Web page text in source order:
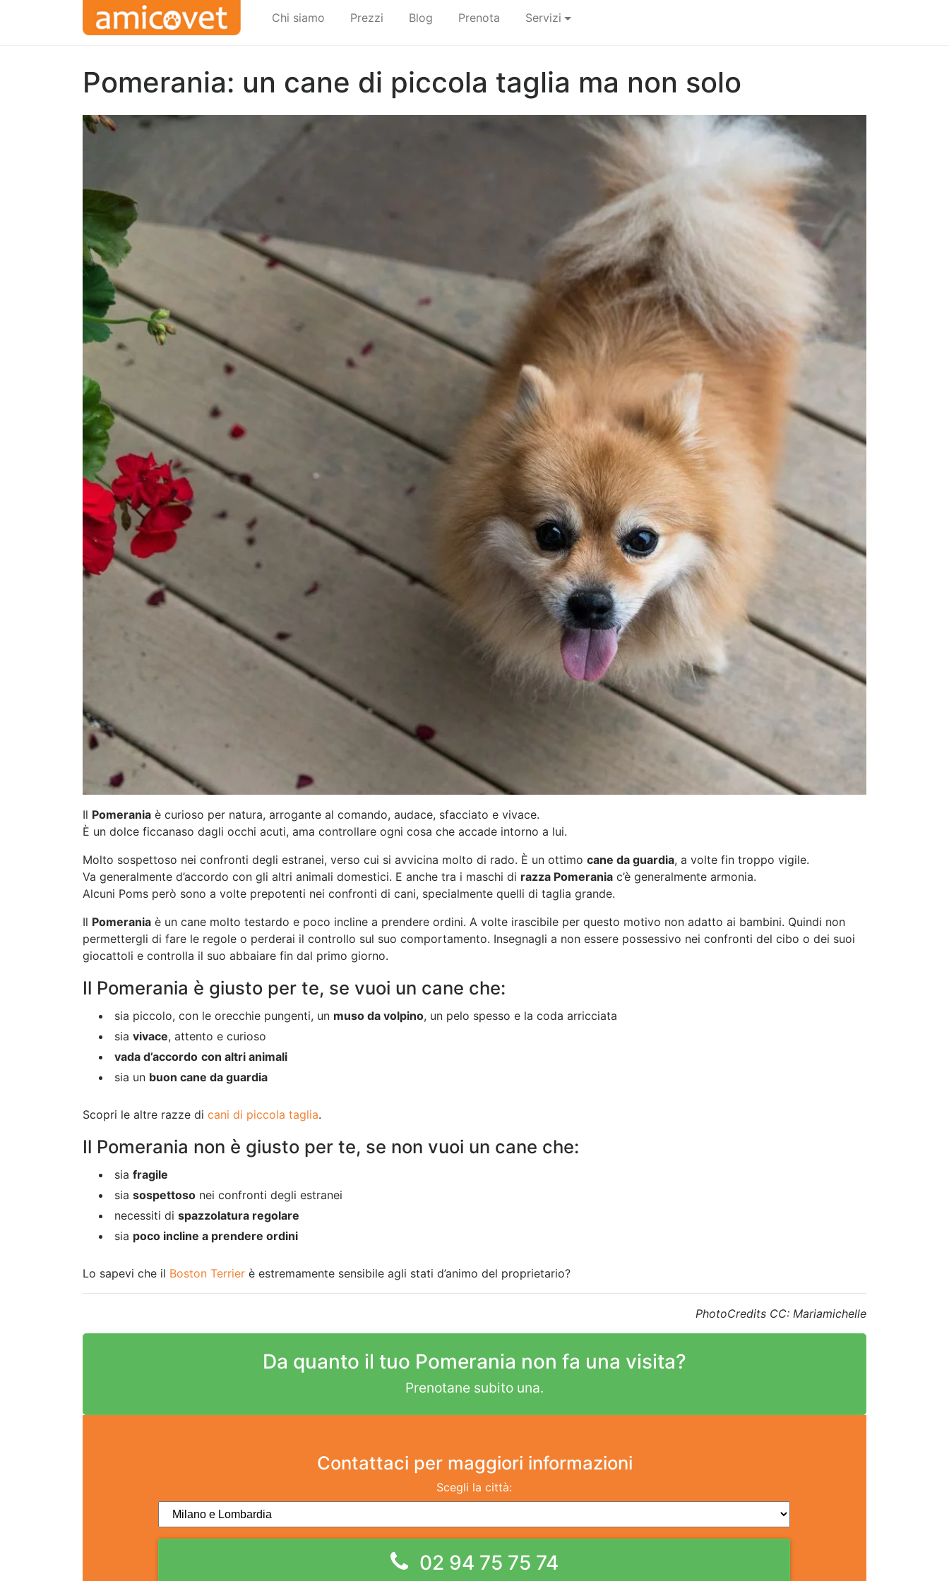
Chi siamo Prezzi Blog Prenota Servizi
Pomerania: un cane di piccola taglia ma non solo
Il Pomerania è curioso per natura, arrogante al comando, audace, sfacciato e vivace.
È un dolce ficcanaso dagli occhi acuti, ama controllare ogni cosa che accade intorno a lui.
Molto sospettoso nei confronti degli estranei, verso cui si avvicina molto di rado. È un ottimo cane da guardia, a volte fin troppo vigile.
Va generalmente d’accordo con gli altri animali domestici. E anche tra i maschi di razza Pomerania c’è generalmente armonia.
Alcuni Poms però sono a volte prepotenti nei confronti di cani, specialmente quelli di taglia grande.
Il Pomerania è un cane molto testardo e poco incline a prendere ordini. A volte irascibile per questo motivo non adatto ai bambini. Quindi non
permettergli di fare le regole o perderai il controllo sul suo comportamento. Insegnagli a non essere possessivo nei confronti del cibo o dei suoi
giocattoli e controlla il suo abbaiare fin dal primo giorno.
Il Pomerania è giusto per te, se vuoi un cane che:
sia piccolo, con le orecchie pungenti, un muso da volpino, un pelo spesso e la coda arricciata
sia vivace, attento e curioso
vada d’accordo con altri animali
sia un buon cane da guardia
Scopri le altre razze di cani di piccola taglia.
Il Pomerania non è giusto per te, se non vuoi un cane che:
sia fragile
sia sospettoso nei confronti degli estranei
necessiti di spazzolatura regolare
sia poco incline a prendere ordini
Lo sapevi che il Boston Terrier è estremamente sensibile agli stati d’animo del proprietario?
PhotoCredits CC: Mariamichelle
Da quanto il tuo Pomerania non fa una visita?
Prenotane subito una.
Contattaci per maggiori informazioni
Scegli la città:
02 94 75 75 74